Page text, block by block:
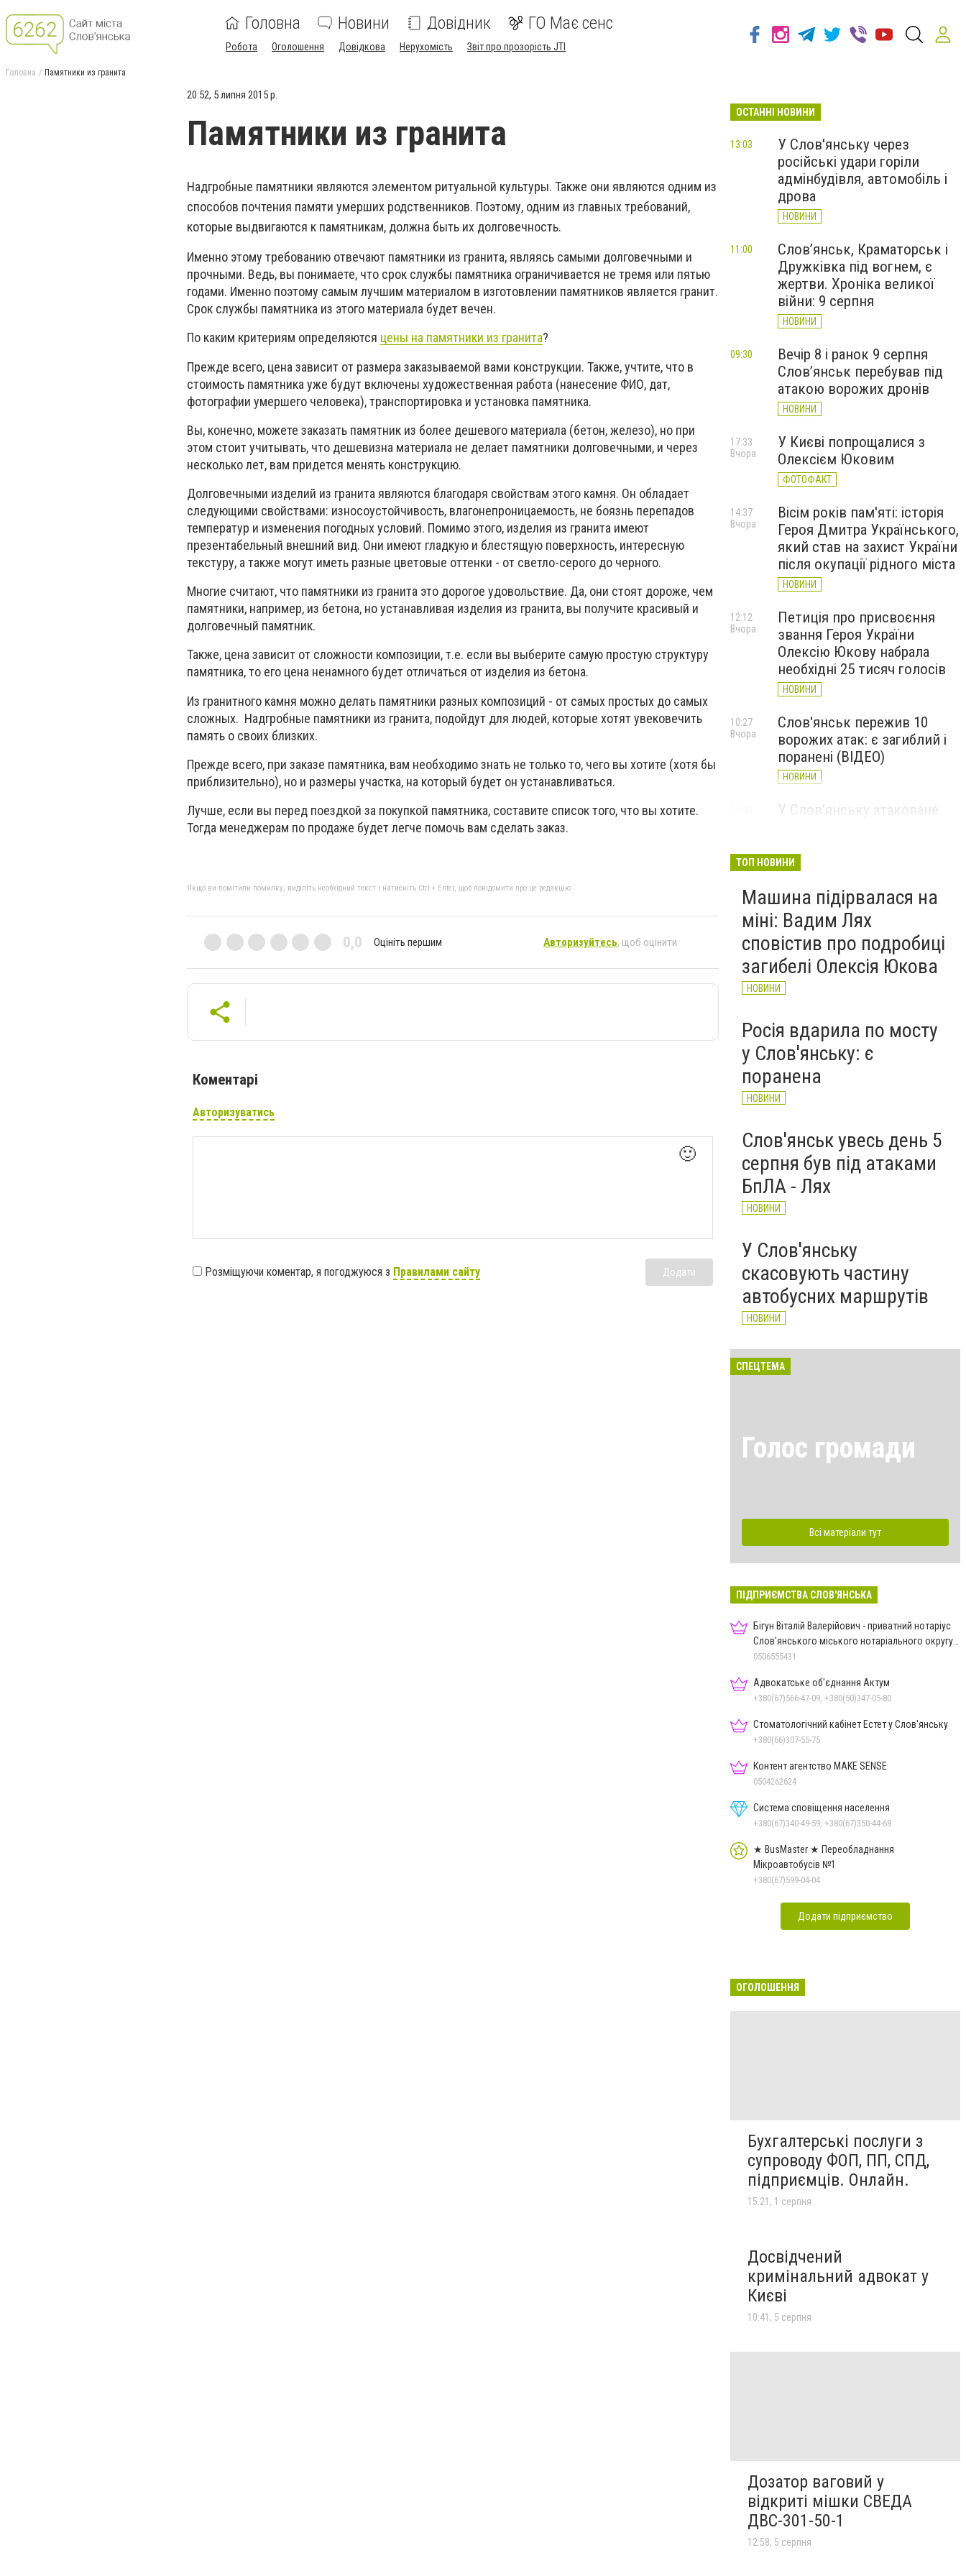
Головна Новини Довідник ГО Має сенс
Робота Оголошення Довідкова Нерухомість Звіт про прозорість JTI
Головна Памятники из гранита
20:52, 5 липня 2015 р.
Памятники из гранита
Надгробные памятники являются элементом ритуальной культуры. Также они являются одним из
способов почтения памяти умерших родственников. Поэтому, одним из главных требований,
которые выдвигаются к памятникам, должна быть их долговечность.
Именно этому требованию отвечают памятники из гранита, являясь самыми долговечными и
прочными. Ведь, вы понимаете, что срок службы памятника ограничивается не тремя или пятью
годами. Именно поэтому самым лучшим материалом в изготовлении памятников является гранит.
Срок службы памятника из этого материала будет вечен.
По каким критериям определяются цены на памятники из гранита?
Прежде всего, цена зависит от размера заказываемой вами конструкции. Также, учтите, что в
стоимость памятника уже будут включены художественная работа (нанесение ФИО, дат,
фотографии умершего человека), транспортировка и установка памятника.
Вы, конечно, можете заказать памятник из более дешевого материала (бетон, железо), но при
этом стоит учитывать, что дешевизна материала не делает памятники долговечными, и через
несколько лет, вам придется менять конструкцию.
Долговечными изделий из гранита являются благодаря свойствам этого камня. Он обладает
следующими свойствами: износоустойчивость, влагонепроницаемость, не боязнь перепадов
температур и изменения погодных условий. Помимо этого, изделия из гранита имеют
презентабельный внешний вид. Они имеют гладкую и блестящую поверхность, интересную
текстуру, а также могут иметь разные цветовые оттенки - от светло-серого до черного.
Многие считают, что памятники из гранита это дорогое удовольствие. Да, они стоят дороже, чем
памятники, например, из бетона, но устанавливая изделия из гранита, вы получите красивый и
долговечный памятник.
Также, цена зависит от сложности композиции, т.е. если вы выберите самую простую структуру
памятника, то его цена ненамного будет отличаться от изделия из бетона.
Из гранитного камня можно делать памятники разных композиций - от самых простых до самых
сложных. Надгробные памятники из гранита, подойдут для людей, которые хотят увековечить
память о своих близких.
Прежде всего, при заказе памятника, вам необходимо знать не только то, чего вы хотите (хотя бы
приблизительно), но и размеры участка, на который будет он устанавливаться.
Лучше, если вы перед поездкой за покупкой памятника, составите список того, что вы хотите.
Тогда менеджерам по продаже будет легче помочь вам сделать заказ.
Якщо ви помітили помилку, виділіть необхідний текст і натисніть Ctrl + Enter, щоб повідомити про це редакцію
0,0 Оцініть першим Авторизуйтесь, щоб оцінити
Коментарі
Авторизуватись
🙂
Розміщуючи коментар, я погоджуюся з Правилами сайту Додати
ОСТАННІ НОВИНИ
У Слов'янську через
російські удари горіли
адмінбудівля, автомобіль і
дрова
НОВИНИ
13:03
Слов’янськ, Краматорськ і
Дружківка під вогнем, є
жертви. Хроніка великої
війни: 9 серпня
НОВИНИ
11:00
Вечір 8 і ранок 9 серпня
Слов’янськ перебував під
атакою ворожих дронів
НОВИНИ
09:30
У Києві попрощалися з
Олексієм Юковим
ФОТОФАКТ
17:33
Вчора
Вісім років пам'яті: історія
Героя Дмитра Українського,
який став на захист України
після окупації рідного міста
НОВИНИ
14:37
Вчора
Петиція про присвоєння
звання Героя України
Олексію Юкову набрала
необхідні 25 тисяч голосів
НОВИНИ
12:12
Вчора
Слов'янськ пережив 10
ворожих атак: є загиблий і
поранені (ВІДЕО)
НОВИНИ
10:27
Вчора
У Слов’янську атаковане
НОВИНИ
ТОП НОВИНИ
Машина підірвалася на
міні: Вадим Лях
сповістив про подробиці
загибелі Олексія Юкова
НОВИНИ
Росія вдарила по мосту
у Слов'янську: є
поранена
НОВИНИ
Слов'янськ увесь день 5
серпня був під атаками
БпЛА - Лях
НОВИНИ
У Слов'янську
скасовують частину
автобусних маршрутів
НОВИНИ
СПЕЦТЕМА
Голос громади
Всі матеріали тут
ПІДПРИЄМСТВА СЛОВ'ЯНСЬКА
Бігун Віталій Валерійович - приватний нотаріус
Слов'янського міського нотаріального округу
Дон.обл.
0506555431
Адвокатське об'єднання Актум
+380(67)566-47-09, +380(50)347-05-80
Стоматологічний кабінет Естет у Слов'янську
+380(66)307-55-75
Контент агентство MAKE SENSE
0504262624
Система сповіщення населення
+380(67)340-49-59, +380(67)350-44-68
★ BusMaster ★ Переобладнання
Мікроавтобусів №1
+380(67)599-04-04
Додати підприємство
ОГОЛОШЕННЯ
Бухгалтерські послуги з
супроводу ФОП, ПП, СПД,
підприємців. Онлайн.
15:21, 1 серпня
Досвідчений
кримінальний адвокат у
Києві
10:41, 5 серпня
Дозатор ваговий у
відкриті мішки СВЕДА
ДВС-301-50-1
12:58, 5 серпня